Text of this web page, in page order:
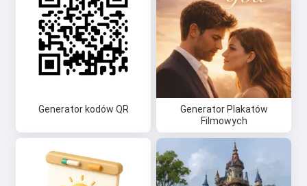
Generator kodów QR
Generator Plakatów
Filmowych